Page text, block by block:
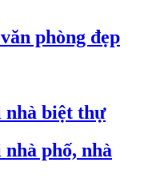
phòng đẹp
nhà biệt thự
phố, nhà